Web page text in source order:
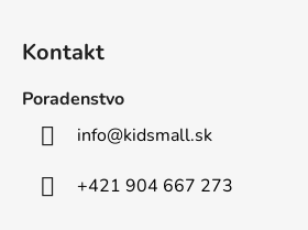
Kontakt
Poradenstvo
info@kidsmall.sk
+421 904 667 273